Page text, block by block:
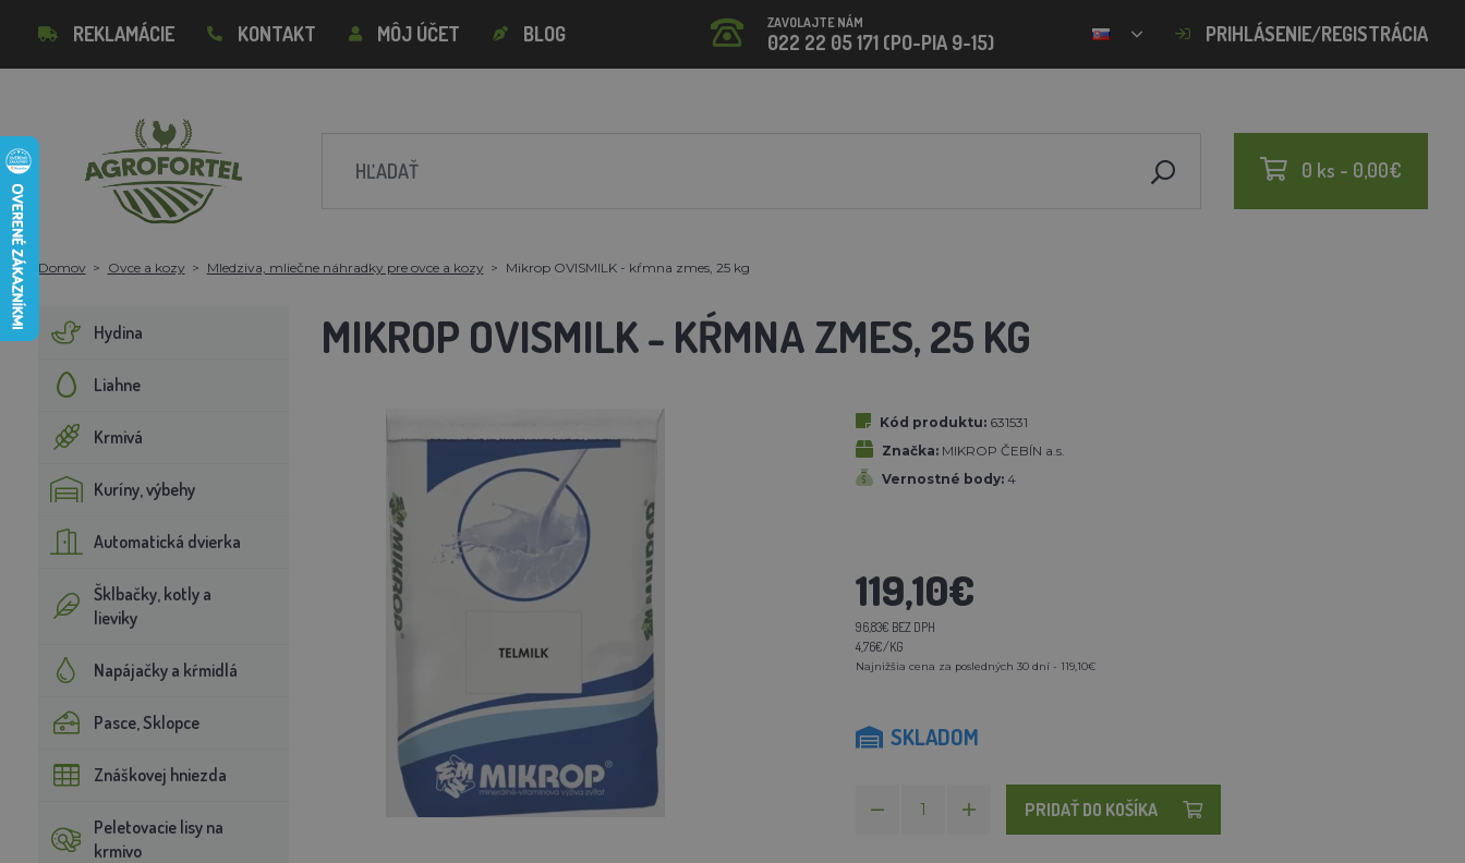
REKLAMÁCIE KONTAKT MÔJ ÚČET BLOG ZAVOLAJTE NÁM
022 22 05 171 (PO-PIA 9-15) PRIHLÁSENIE/REGISTRÁCIA
0 ks - 0,00€
Domov Ovce a kozy Mledziva, mliečne náhradky pre ovce a kozy Mikrop OVISMILK - kŕmna zmes, 25 kg
Hydina
Liahne
Krmivá
Kuríny, výbehy
Automatická dvierka
Šklbačky, kotly a
lieviky
Napájačky a kŕmidlá
Pasce, Sklopce
Znáškovej hniezda
Peletovacie lisy na
krmivo
MIKROP OVISMILK - KŔMNA ZMES, 25 KG
Kód produktu: 631531
Značka: MIKROP ČEBÍN a.s.
Vernostné body: 4
119,10€
96,83€ BEZ DPH
4,76€/KG
Najnižšia cena za posledných 30 dní - 119,10€
SKLADOM
PRIDAŤ DO KOŠÍKA